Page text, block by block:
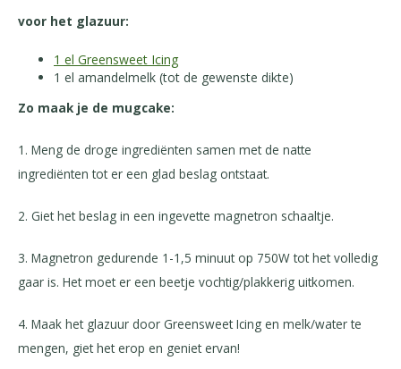
voor het glazuur:
1 el Greensweet Icing
1 el amandelmelk (tot de gewenste dikte)
Zo maak je de mugcake:
1. Meng de droge ingrediënten samen met de natte
ingrediënten tot er een glad beslag ontstaat.
2. Giet het beslag in een ingevette magnetron schaaltje.
3. Magnetron gedurende 1-1,5 minuut op 750W tot het volledig
gaar is. Het moet er een beetje vochtig/plakkerig uitkomen.
4. Maak het glazuur door Greensweet Icing en melk/water te
mengen, giet het erop en geniet ervan!